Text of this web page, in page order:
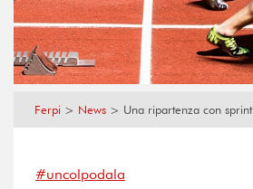
Ferpi > News > Una ripartenza con sprint
#uncolpodala